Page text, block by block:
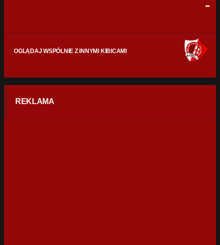
-
OGLĄDAJ WSPÓLNIE Z INNYMI KIBICAMI
REKLAMA